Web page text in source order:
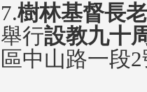
7.樹林基督長
舉行設教九十
區中山路一段